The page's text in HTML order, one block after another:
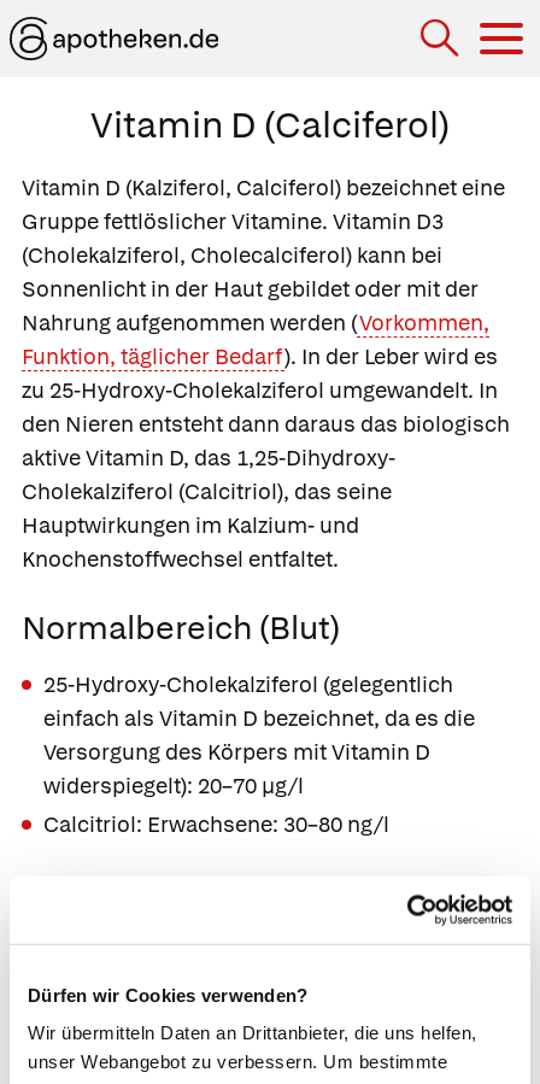
Dürfen wir Cookies verwenden?
Wir übermitteln Daten an Drittanbieter, die uns helfen,
unser Webangebot zu verbessern. Um bestimmte
Vitamin D (Calciferol)
Vitamin D (Kalziferol, Calciferol) bezeichnet eine
Gruppe fettlöslicher Vitamine. Vitamin D3
(Cholekalziferol, Cholecalciferol) kann bei
Sonnenlicht in der Haut gebildet oder mit der
Nahrung aufgenommen werden (Vorkommen,
Funktion, täglicher Bedarf). In der Leber wird es
zu 25-Hydroxy-Cholekalziferol umgewandelt. In
den Nieren entsteht dann daraus das biologisch
aktive Vitamin D, das 1,25-Dihydroxy-
Cholekalziferol (Calcitriol), das seine
Hauptwirkungen im Kalzium- und
Knochenstoffwechsel entfaltet.
Normalbereich (Blut)
25-Hydroxy-Cholekalziferol (gelegentlich
einfach als Vitamin D bezeichnet, da es die
Versorgung des Körpers mit Vitamin D
widerspiegelt): 20–70 µg/l
Calcitriol: Erwachsene: 30–80 ng/l
Verdacht auf Vitamin-D-Mangel
Veränderungen des Blutkalziumspiegels